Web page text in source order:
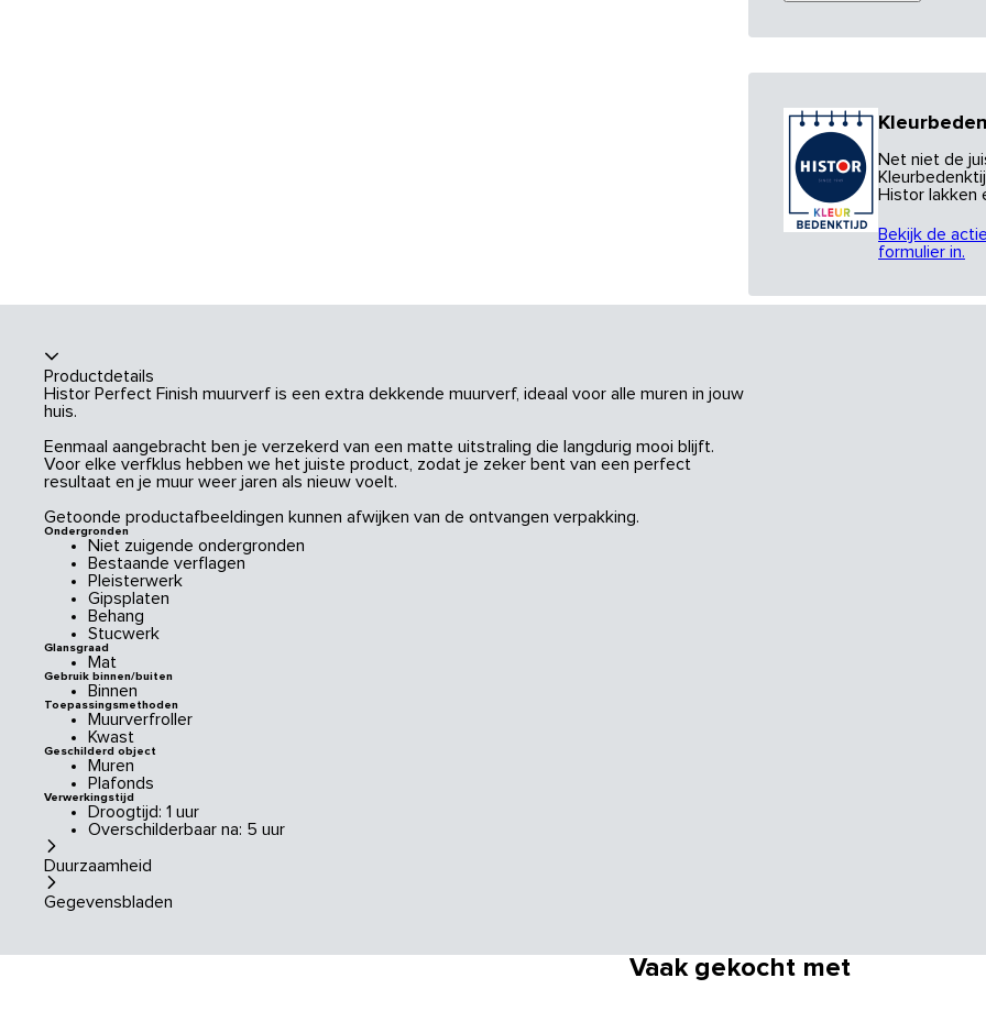
Net niet de
Histor lakken
Bekijk de
formulier in.
Productdetails
Histor Perfect Finish muurverf is een extra dekkende muurverf, ideaal voor alle muren in jouw
huis.
Eenmaal aangebracht ben je verzekerd van een matte uitstraling die langdurig mooi blijft.
Voor elke verfklus hebben we het juiste product, zodat je zeker bent van een perfect
resultaat en je muur weer jaren als nieuw voelt.
Getoonde productafbeeldingen kunnen afwijken van de ontvangen verpakking.
Ondergronden
Niet zuigende ondergronden
Bestaande verflagen
Pleisterwerk
Gipsplaten
Behang
Stucwerk
Glansgraad
Mat
Gebruik binnen/buiten
Binnen
Toepassingsmethoden
Muurverfroller
Kwast
Geschilderd object
Muren
Plafonds
Verwerkingstijd
Droogtijd: 1 uur
Overschilderbaar na: 5 uur
Duurzaamheid
Gegevensbladen
Vaak gekocht met